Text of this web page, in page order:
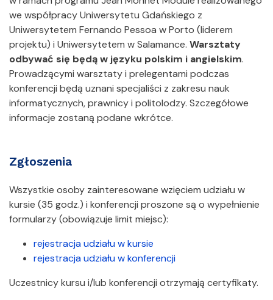
we współpracy Uniwersytetu Gdańskiego z
Uniwersytetem Fernando Pessoa w Porto (liderem
projektu) i Uniwersytetem w Salamance. Warsztaty
odbywać się będą w języku polskim i angielskim.
Prowadzącymi warsztaty i prelegentami podczas
konferencji będą uznani specjaliści z zakresu nauk
informatycznych, prawnicy i politolodzy. Szczegółowe
informacje zostaną podane wkrótce.
Zgłoszenia
Wszystkie osoby zainteresowane wzięciem udziału w
kursie (35 godz.) i konferencji proszone są o wypełnienie
formularzy (obowiązuje limit miejsc):
rejestracja udziału w kursie
rejestracja udziału w konferencji
Uczestnicy kursu i/lub konferencji otrzymają certyfikaty.